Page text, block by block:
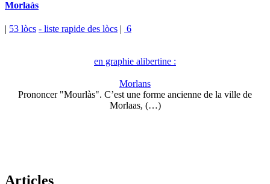
Morlaàs
| 53 lòcs - liste rapide des lòcs | 6
en graphie alibertine :
Morlans
Prononcer "Mourlàs". C’est une forme ancienne de la ville de
Morlaas, (…)
Articles